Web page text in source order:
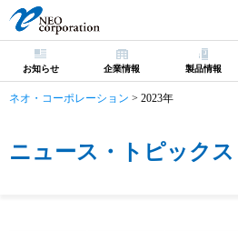
お知らせ 企業情報 製品情報
ネオ・コーポレーション > 2023年
ニュース・トピックス